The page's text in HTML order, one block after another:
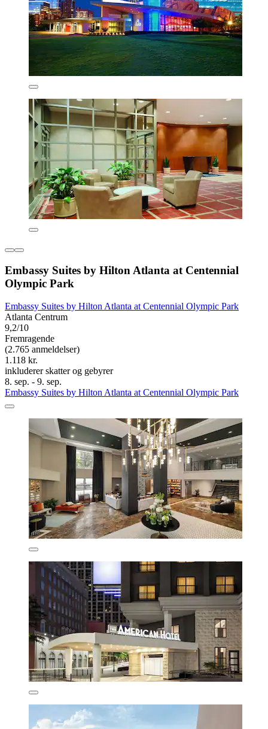
Embassy Suites by Hilton Atlanta at Centennial
Olympic Park
Embassy Suites by Hilton Atlanta at Centennial Olympic Park
Atlanta Centrum
9,2/10
Fremragende
(2.765 anmeldelser)
1.118 kr.
inkluderer skatter og gebyrer
8. sep. - 9. sep.
Embassy Suites by Hilton Atlanta at Centennial Olympic Park